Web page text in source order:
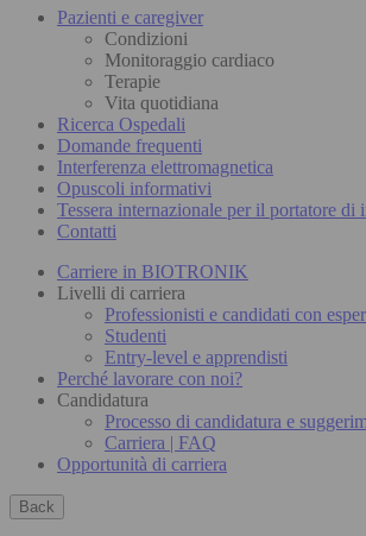
Pazienti e caregiver
Condizioni
Monitoraggio cardiaco
Terapie
Vita quotidiana
Ricerca Ospedali
Domande frequenti
Interferenza elettromagnetica
Opuscoli informativi
Tessera internazionale per il portatore di
Contatti
Carriere in BIOTRONIK
Livelli di carriera
Professionisti e candidati con
Studenti
Entry-level e apprendisti
Perché lavorare con noi?
Candidatura
Processo di candidatura e
Carriera | FAQ
Opportunità di carriera
Back